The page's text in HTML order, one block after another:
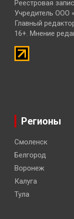
Реестровая
Учредитель ООО
Главный
16+. Мнение
Регионы
Смоленск
Белгород
Воронеж
Калуга
Тула